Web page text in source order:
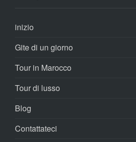
inizio
Gite di un giorno
Tour in Marocco
Tour di lusso
Blog
Contattateci